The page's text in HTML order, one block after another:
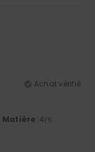
Achat vérifié
Matière: 4/5